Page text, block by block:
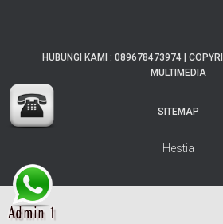
HUBUNGI KAMI : 089678473974 |
MULTIMEDIA
SITEMAP
Hestia